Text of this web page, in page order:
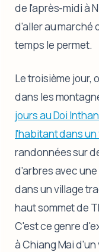
de l'après-midi à
d'aller au marché
temps le permet.
Le troisième jour,
dans les
jours au Doi
l'habitant dans un
randonnées sur
d'arbres avec
dans un village
haut sommet de
C'est ce genre
à Chiang Mai